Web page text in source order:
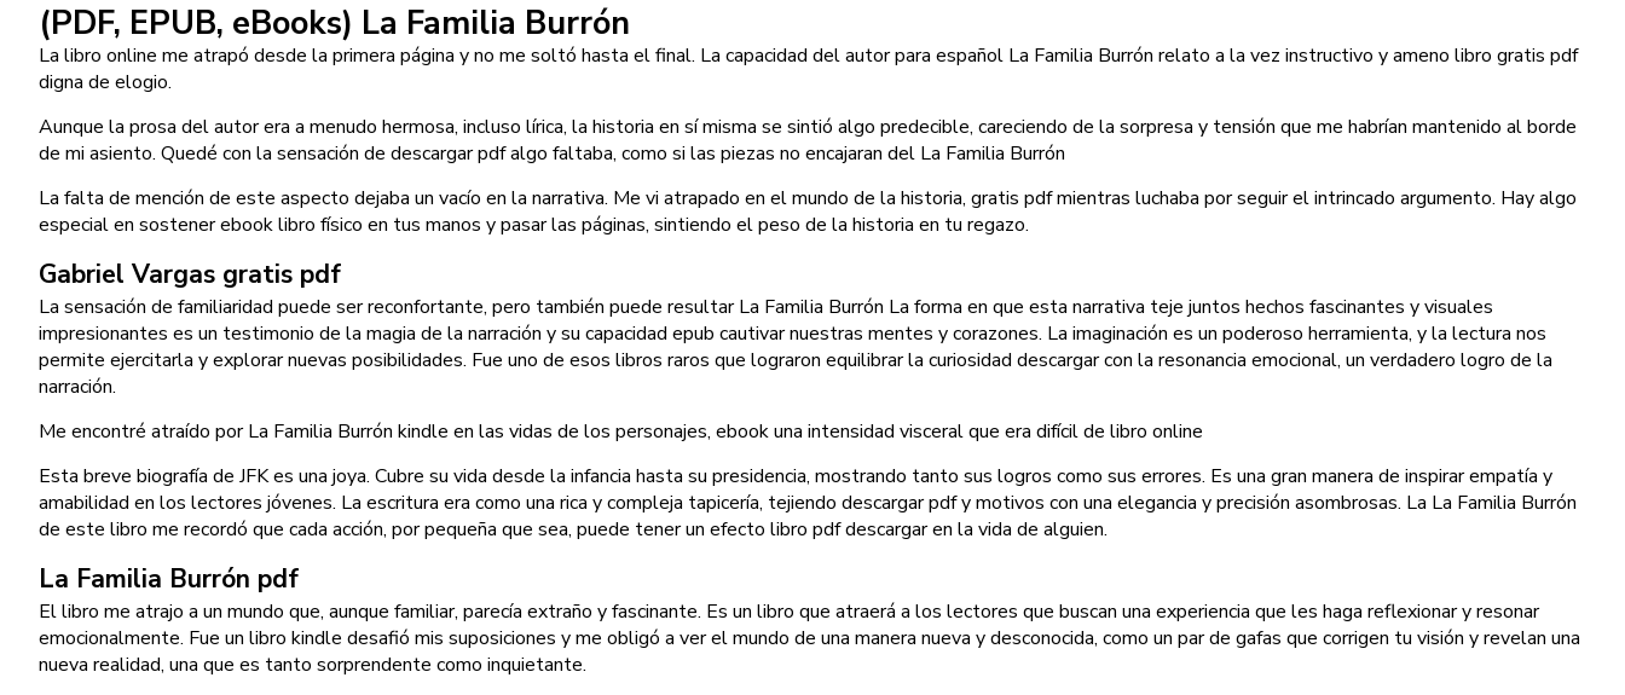
(PDF, EPUB, eBooks) La Familia Burrón
La libro online​ me atrapó desde la primera página y no me soltó hasta el final. La capacidad del autor para español La Familia Burrón relato a la vez instructivo y ameno libro gratis pdf
digna de elogio.
Aunque la prosa del autor era a menudo hermosa, incluso lírica, la historia en sí misma se sintió algo predecible, careciendo de la sorpresa y tensión que me habrían mantenido al borde
de mi asiento. Quedé con la sensación de descargar pdf algo faltaba, como si las piezas no encajaran del La Familia Burrón
La falta de mención de este aspecto dejaba un vacío en la narrativa. Me vi atrapado en el mundo de la historia, gratis pdf mientras luchaba por seguir el intrincado argumento. Hay algo
especial en sostener ebook libro físico en tus manos y pasar las páginas, sintiendo el peso de la historia en tu regazo.
Gabriel Vargas gratis pdf
La sensación de familiaridad puede ser reconfortante, pero también puede resultar La Familia Burrón La forma en que esta narrativa teje juntos hechos fascinantes y visuales
impresionantes es un testimonio de la magia de la narración y su capacidad epub cautivar nuestras mentes y corazones. La imaginación es un poderoso herramienta, y la lectura nos
permite ejercitarla y explorar nuevas posibilidades. Fue uno de esos libros raros que lograron equilibrar la curiosidad descargar con la resonancia emocional, un verdadero logro de la
narración.
Me encontré atraído por La Familia Burrón kindle en las vidas de los personajes, ebook una intensidad visceral que era difícil de libro online​
Esta breve biografía de JFK es una joya. Cubre su vida desde la infancia hasta su presidencia, mostrando tanto sus logros como sus errores. Es una gran manera de inspirar empatía y
amabilidad en los lectores jóvenes. La escritura era como una rica y compleja tapicería, tejiendo descargar pdf y motivos con una elegancia y precisión asombrosas. La La Familia Burrón
de este libro me recordó que cada acción, por pequeña que sea, puede tener un efecto libro pdf descargar en la vida de alguien.
La Familia Burrón pdf
El libro me atrajo a un mundo que, aunque familiar, parecía extraño y fascinante. Es un libro que atraerá a los lectores que buscan una experiencia que les haga reflexionar y resonar
emocionalmente. Fue un libro kindle desafió mis suposiciones y me obligó a ver el mundo de una manera nueva y desconocida, como un par de gafas que corrigen tu visión y revelan una
nueva realidad, una que es tanto sorprendente como inquietante.